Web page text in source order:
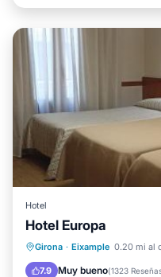
Hotel
Hotel Europa
Girona · Eixample 0.20 mi al
7.9 Muy bueno(1323
Estación de carga
Aparcamiento
Internet